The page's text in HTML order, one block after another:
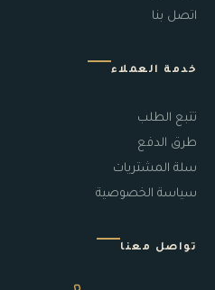
اتصل بنا
خدمة العملاء
تتبع الطلب
طرق الدفع
سلة المشتريات
سياسة الخصوصية
تواصل معنا